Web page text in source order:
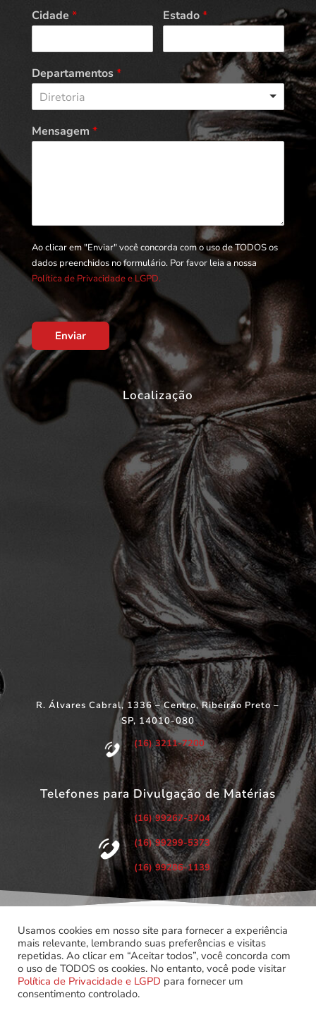
Cidade * Estado*
Departamentos*
Diretoria
Mensagem *
Ao clicar em "Enviar" você concorda com o uso de TODOS os
dados preenchidos no formulário. Por favor leia a nossa
Política de Privacidade e LGPD.
Enviar
Localização
R. Álvares Cabral, 1336 – Centro, Ribeirão Preto –
SP, 14010-080
(16) 3211-7200
Telefones para Divulgação de Matérias
(16) 99267-3704
(16) 99299-5373
(16) 99286-1139
©Copyright 2022 – Todos os Direitos Reservados.
Associação dos Servidores do Poder Judiciário do Estado de
São Paulo.
Usamos cookies em nosso site para fornecer a experiência
mais relevante, lembrando suas preferências e visitas
repetidas. Ao clicar em “Aceitar todos”, você concorda com
o uso de TODOS os cookies. No entanto, você pode visitar
Política de Privacidade e LGPD para fornecer um
consentimento controlado.